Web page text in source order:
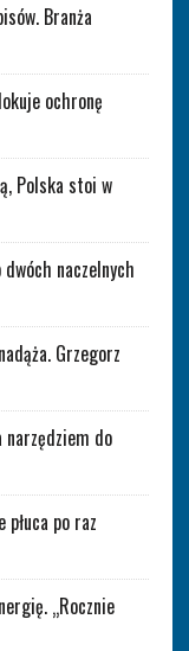
Branża
ochronę
Polska stoi w
naczelnych
Grzegorz
narzędziem do
po raz
„Rocznie